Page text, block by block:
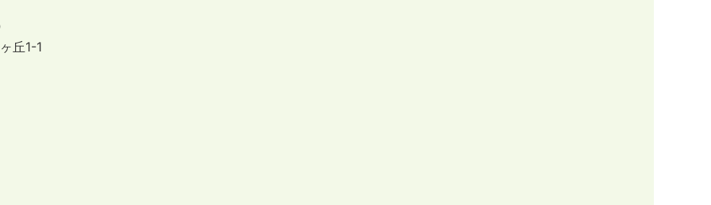
丘1-1